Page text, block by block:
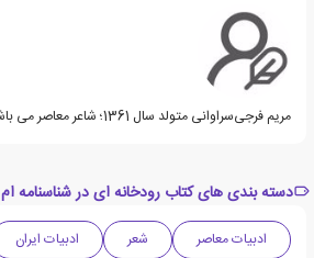
مریم فرجی‌سراوانی متولد سال 1361؛ شاعر معاصر می باشد.
دسته بندی های کتاب رودخانه ای در شناسنامه ام
ادبیات معاصر شعر ادبیات ایران